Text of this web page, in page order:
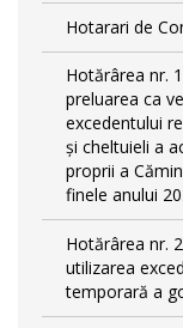
Hotarari de
Hotărârea nr.
preluarea ca
excedentului
și cheltuieli a
proprii a
finele anului
Hotărârea nr.
utilizarea
temporară a